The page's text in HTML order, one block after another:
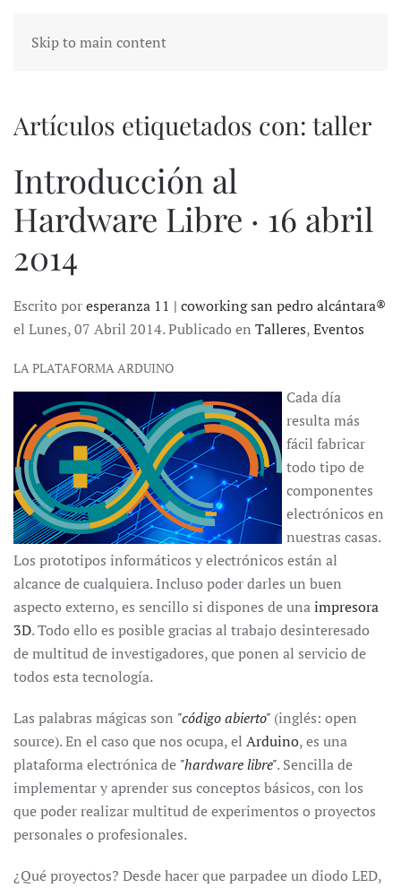
Skip to main content
Artículos etiquetados con: taller
Introducción al
Hardware Libre · 16 abril
2014
Escrito poresperanza 11 | coworking san pedro alcántara®
el Lunes, 07 Abril 2014. Publicado en Talleres,Eventos
LA PLATAFORMA ARDUINO
Cada día
resulta más
fácil fabricar
todo tipo de
componentes
electrónicos en
nuestras casas.
Los prototipos informáticos y electrónicos están al
alcance de cualquiera. Incluso poder darles un buen
aspecto externo, es sencillo si dispones de unaimpresora
3D. Todo ello es posible gracias al trabajo desinteresado
de multitud de investigadores, que ponen al servicio de
todos esta tecnología.
Las palabras mágicas son "código abierto" (inglés: open
source). En el caso que nos ocupa, el Arduino, es una
plataforma electrónica de "hardware libre". Sencilla de
implementar y aprender sus conceptos básicos, con los
que poder realizar multitud de experimentos o proyectos
personales o profesionales.
¿Qué proyectos? Desde hacer que parpadee un diodo LED,